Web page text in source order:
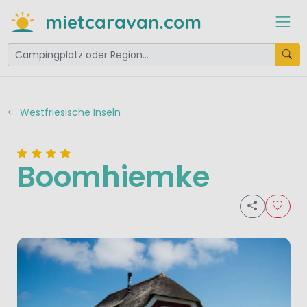
mietcaravan.com
Westfriesische Inseln
Boomhiemke